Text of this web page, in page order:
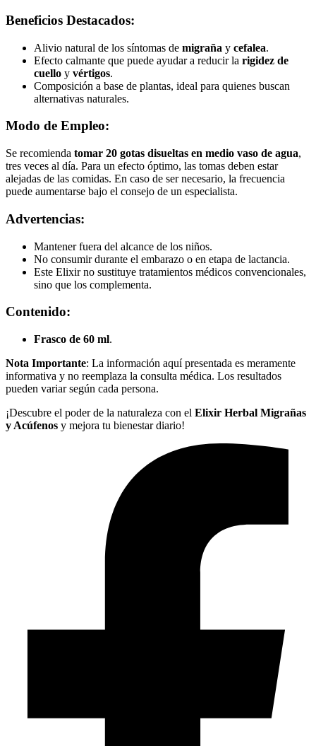
Beneficios Destacados:
Alivio natural de los síntomas de migraña y cefalea.
Efecto calmante que puede ayudar a reducir la rigidez de
cuello y vértigos.
Composición a base de plantas, ideal para quienes buscan
alternativas naturales.
Modo de Empleo:
Se recomienda tomar 20 gotas disueltas en medio vaso de agua,
tres veces al día. Para un efecto óptimo, las tomas deben estar
alejadas de las comidas. En caso de ser necesario, la frecuencia
puede aumentarse bajo el consejo de un especialista.
Advertencias:
Mantener fuera del alcance de los niños.
No consumir durante el embarazo o en etapa de lactancia.
Este Elixir no sustituye tratamientos médicos convencionales,
sino que los complementa.
Contenido:
Frasco de 60 ml.
Nota Importante: La información aquí presentada es meramente
informativa y no reemplaza la consulta médica. Los resultados
pueden variar según cada persona.
¡Descubre el poder de la naturaleza con el Elixir Herbal Migrañas
y Acúfenos y mejora tu bienestar diario!